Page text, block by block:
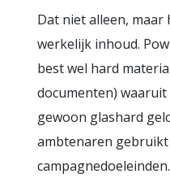
Dat niet alleen,
werkelijk inhoud.
best wel hard
documenten)
gewoon glashard
ambtenaren
campagnedoeleinden.